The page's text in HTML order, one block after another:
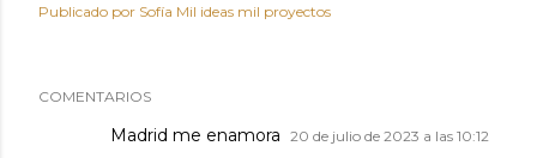
Publicado por Sofía Mil ideas mil proyectos
COMENTARIOS
Madrid me enamora 20 de julio de 2023 a las 10:12